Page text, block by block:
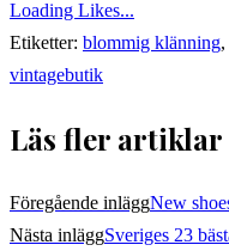
Loading Likes...
Etiketter: blommig klänning,
vintagebutik
Läs fler artiklar
Föregående inläggNew
Nästa inläggSveriges 23